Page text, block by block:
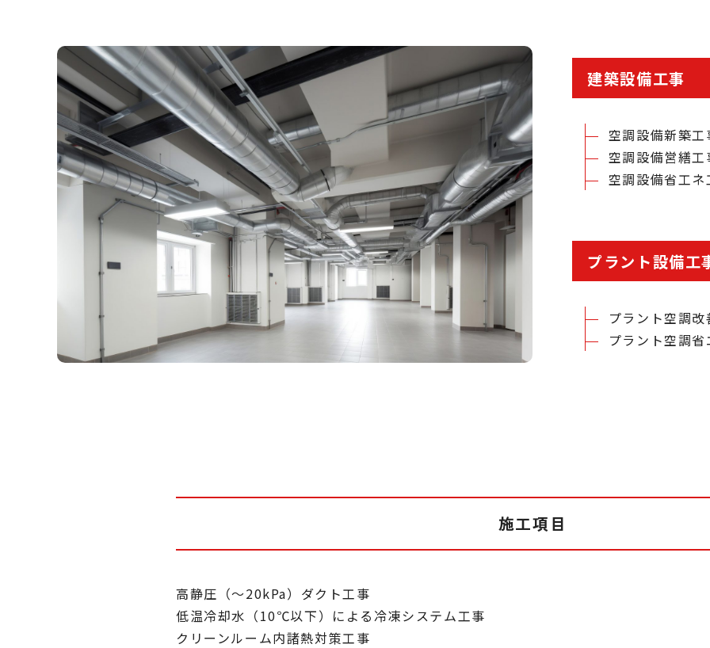
建築設備工事
空調設備新築工
空調設備営繕工
空調設備省工ネ
プラント設備工
プラント空調改
プラント空調
施工項目
高静圧（～20kPa）ダクト工事
低温冷却水（10℃以下）による冷凍システム工事
クリーンルーム内諸熱対策工事